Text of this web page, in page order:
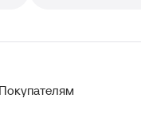
Покупателям